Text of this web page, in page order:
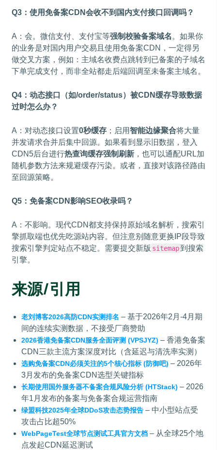
Q3：使用免备案CDN会收不到国内支付接口回调吗？
A：会。微信支付、支付宝等强制校验备案域名 。如果你
的业务是对国内用户交易且使用免备案CDN，一定得另
做交叉方案，例如：主域名收费点跳转到已备案的子域名
下单完成支付，而非全站都走后端回调至未备案主域名。
Q4：动态接口（如/order/status）被CDN缓存导致数据
过时怎么办？
A：对动态接口设置0秒缓存 ；启用智能边缘聚合将大量
并发请求合并后集中回源。如果看到显示旧数据，登入
CDN5后台进行热查询缓存强制刷新 ，也可以通配URL加
随机参数方法来规避缓存污染。或者，直接对该路径路由
至回源策略。
Q5：免备案CDN影响SEO收录吗？
A：不影响。现代CDN都支持保持原始域名解析，搜索引
擎抓取端也优先吃源站内容。但注意别随意更换IP段导致
搜索引擎判定站点不稳定。需要提交新版 sitemap到搜索
引擎。
来源/引用
老刘博客2026高防CDN实测排名 – 基于2026年2月-4月期
间的连续实测数据，不接受厂商赞助
2026香港免备案CDN服务全面评测 (VPSJYZ) – 香港免备案
CDN三款主流方案深度对比（含延迟与清洗率实测）
选购免备案CDN必须关注的5个核心指标 (防御吧) – 2026年
3月发布的免备案CDN选型关键指标
长期使用国外服务器不备案合规风险分析 (HTStack) – 2026
年1月发布的备案与免备案合规运营指南
绿盟科技2025年全球DDoS攻击态势报告 – 中小型站点受
攻击占比超50%
WebPageTest全球节点测试工具官方文档 – 从全球25个地
点发起CDN延迟测试